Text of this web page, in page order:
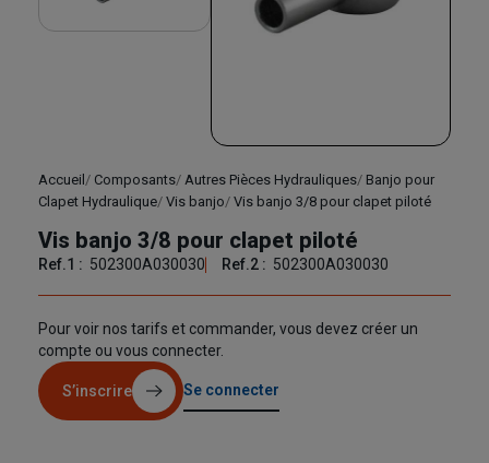
Accueil Composants Autres Pièces Hydrauliques Banjo pour
Clapet Hydraulique Vis banjo Vis banjo 3/8 pour clapet piloté
Vis banjo 3/8 pour clapet piloté
Ref.1 : 502300A030030 Ref.2 : 502300A030030
Pour voir nos tarifs et commander, vous devez créer un
compte ou vous connecter.
S’inscrire Se connecter